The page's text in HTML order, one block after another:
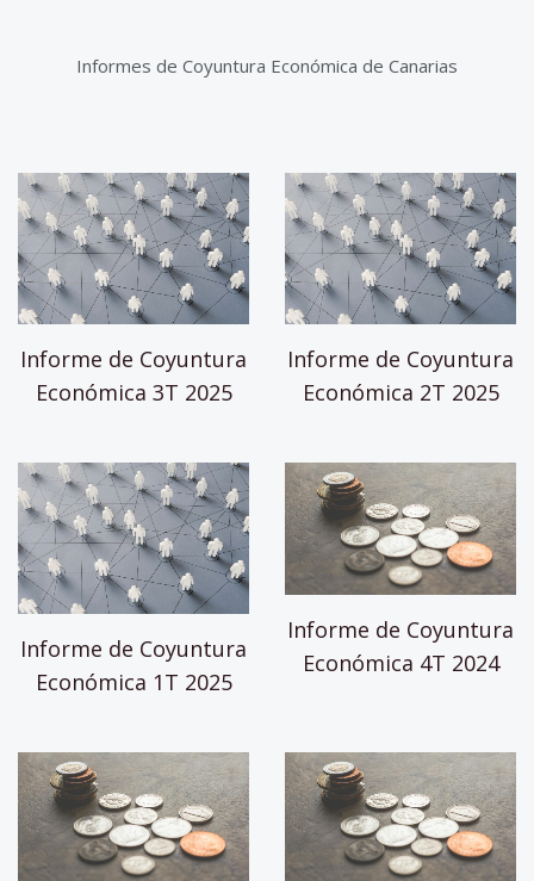
Informes de Coyuntura Económica de Canarias
Informe de Coyuntura
Económica 3T 2025
Informe de Coyuntura
Económica 2T 2025
Informe de Coyuntura
Económica 1T 2025
Informe de Coyuntura
Económica 4T 2024